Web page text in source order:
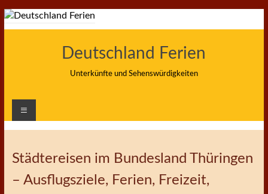
Zum
Inhalt
Deutschland Ferien
Unterkünfte und Sehenswürdigkeiten
Städtereisen im Bundesland Thüringen
– Ausflugsziele, Ferien, Freizeit,